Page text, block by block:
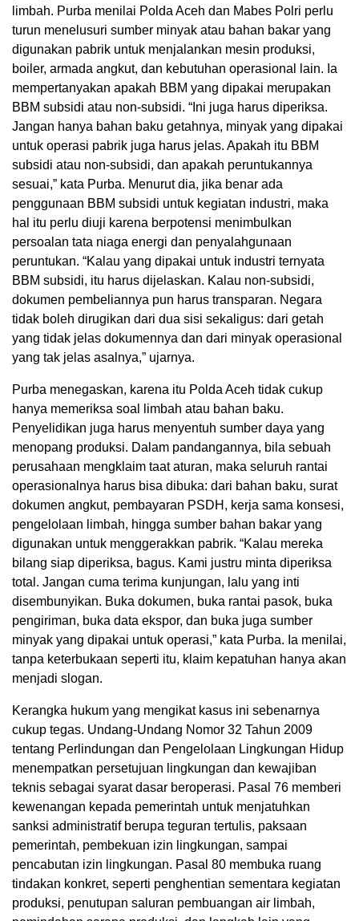
limbah. Purba menilai Polda Aceh dan Mabes Polri perlu
turun menelusuri sumber minyak atau bahan bakar yang
digunakan pabrik untuk menjalankan mesin produksi,
boiler, armada angkut, dan kebutuhan operasional lain. Ia
mempertanyakan apakah BBM yang dipakai merupakan
BBM subsidi atau non-subsidi. “Ini juga harus diperiksa.
Jangan hanya bahan baku getahnya, minyak yang dipakai
untuk operasi pabrik juga harus jelas. Apakah itu BBM
subsidi atau non-subsidi, dan apakah peruntukannya
sesuai,” kata Purba. Menurut dia, jika benar ada
penggunaan BBM subsidi untuk kegiatan industri, maka
hal itu perlu diuji karena berpotensi menimbulkan
persoalan tata niaga energi dan penyalahgunaan
peruntukan. “Kalau yang dipakai untuk industri ternyata
BBM subsidi, itu harus dijelaskan. Kalau non-subsidi,
dokumen pembeliannya pun harus transparan. Negara
tidak boleh dirugikan dari dua sisi sekaligus: dari getah
yang tidak jelas dokumennya dan dari minyak operasional
yang tak jelas asalnya,” ujarnya.
Purba menegaskan, karena itu Polda Aceh tidak cukup
hanya memeriksa soal limbah atau bahan baku.
Penyelidikan juga harus menyentuh sumber daya yang
menopang produksi. Dalam pandangannya, bila sebuah
perusahaan mengklaim taat aturan, maka seluruh rantai
operasionalnya harus bisa dibuka: dari bahan baku, surat
dokumen angkut, pembayaran PSDH, kerja sama konsesi,
pengelolaan limbah, hingga sumber bahan bakar yang
digunakan untuk menggerakkan pabrik. “Kalau mereka
bilang siap diperiksa, bagus. Kami justru minta diperiksa
total. Jangan cuma terima kunjungan, lalu yang inti
disembunyikan. Buka dokumen, buka rantai pasok, buka
pengiriman, buka data ekspor, dan buka juga sumber
minyak yang dipakai untuk operasi,” kata Purba. Ia menilai,
tanpa keterbukaan seperti itu, klaim kepatuhan hanya akan
menjadi slogan.
Kerangka hukum yang mengikat kasus ini sebenarnya
cukup tegas. Undang-Undang Nomor 32 Tahun 2009
tentang Perlindungan dan Pengelolaan Lingkungan Hidup
menempatkan persetujuan lingkungan dan kewajiban
teknis sebagai syarat dasar beroperasi. Pasal 76 memberi
kewenangan kepada pemerintah untuk menjatuhkan
sanksi administratif berupa teguran tertulis, paksaan
pemerintah, pembekuan izin lingkungan, sampai
pencabutan izin lingkungan. Pasal 80 membuka ruang
tindakan konkret, seperti penghentian sementara kegiatan
produksi, penutupan saluran pembuangan air limbah,